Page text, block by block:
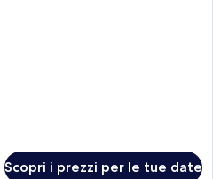
Scopri i prezzi per le tue date